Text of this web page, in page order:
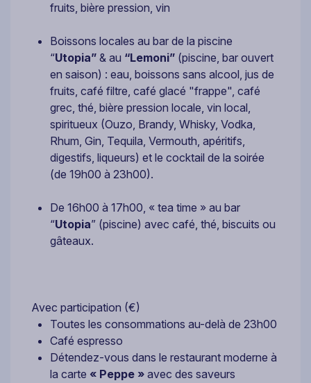
fruits, bière pression, vin
Boissons locales au bar de la piscine
“Utopia” & au “Lemoni” (piscine, bar ouvert
en saison) : eau, boissons sans alcool, jus de
fruits, café filtre, café glacé "frappe", café
grec, thé, bière pression locale, vin local,
spiritueux (Ouzo, Brandy, Whisky, Vodka,
Rhum, Gin, Tequila, Vermouth, apéritifs,
digestifs, liqueurs) et le cocktail de la soirée
(de 19h00 à 23h00).
De 16h00 à 17h00, « tea time » au bar
“Utopia” (piscine) avec café, thé, biscuits ou
gâteaux.
Avec participation (€)
Toutes les consommations au-delà de 23h00
Café espresso
Détendez-vous dans le restaurant moderne à
la carte « Peppe » avec des saveurs